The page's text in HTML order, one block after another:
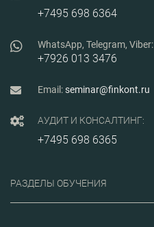
+7495 698 6364
WhatsApp, Telegram, Viber:
+7926 013 3476
Email:seminar@finkont.ru
АУДИТ И КОНСАЛТИНГ:
+7495 698 6365
РАЗДЕЛЫ ОБУЧЕНИЯ